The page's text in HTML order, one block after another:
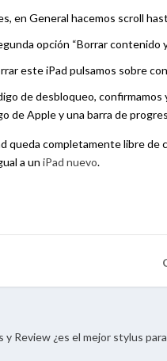
en General hacemos scroll
opción “Borrar contenido
este iPad pulsamos sobre
de desbloqueo, confirmamos
de Apple y una barra de
queda completamente libre
a uniPad nuevo.
y Review ¿es el mejor stylus